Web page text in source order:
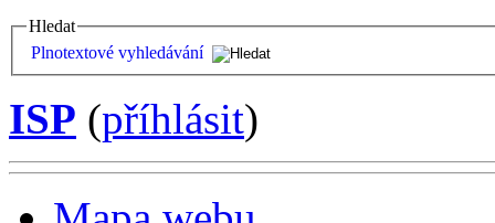
Hledat
Plnotextové vyhledávání
ISP (příhlásit)